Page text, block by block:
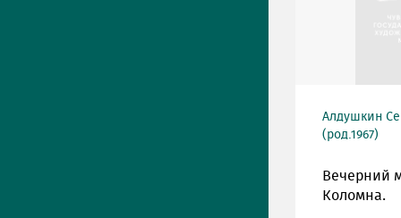
Алдушкин
(род.1967)
Вечерний
Коломна.